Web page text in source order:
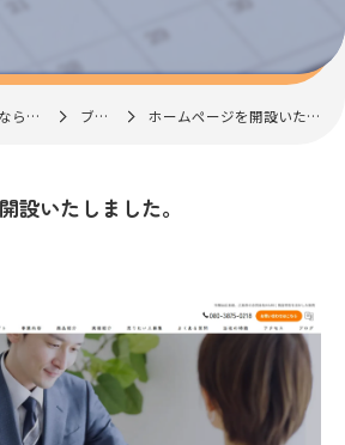
広島県広島市の物販ならMARS SHOP ブログ ホームページを開設いたしました。
設いたしました。